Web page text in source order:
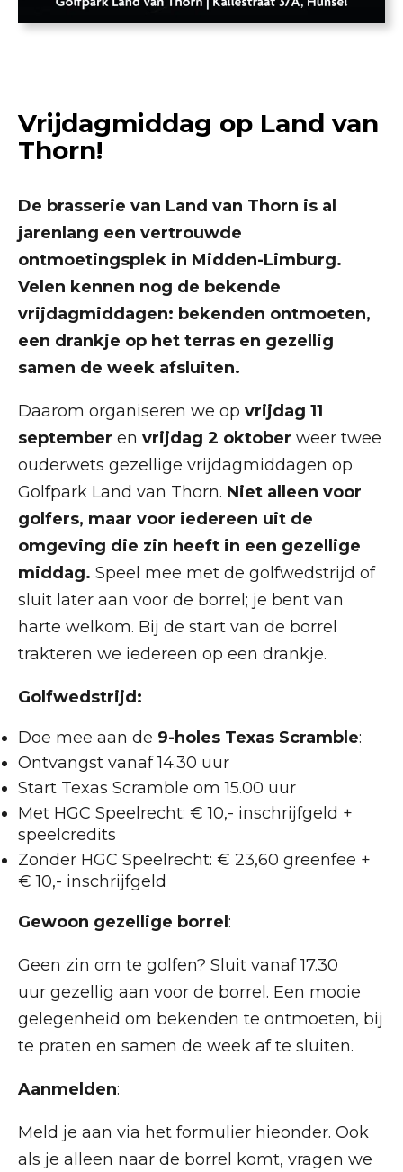
Vrijdagmiddag op Land van
Thorn!
De brasserie van Land van Thorn is al
jarenlang een vertrouwde
ontmoetingsplek in Midden-Limburg.
Velen kennen nog de bekende
vrijdagmiddagen: bekenden ontmoeten,
een drankje op het terras en gezellig
samen de week afsluiten.
Daarom organiseren we op vrijdag 11
september en vrijdag 2 oktober weer twee
ouderwets gezellige vrijdagmiddagen op
Golfpark Land van Thorn. Niet alleen voor
golfers, maar voor iedereen uit de
omgeving die zin heeft in een gezellige
middag. Speel mee met de golfwedstrijd of
sluit later aan voor de borrel; je bent van
harte welkom. Bij de start van de borrel
trakteren we iedereen op een drankje.
Golfwedstrijd:
Doe mee aan de 9-holes Texas Scramble:
Ontvangst vanaf 14.30 uur
Start Texas Scramble om 15.00 uur
Met HGC Speelrecht: € 10,- inschrijfgeld +
speelcredits
Zonder HGC Speelrecht: € 23,60 greenfee +
€ 10,- inschrijfgeld
Gewoon gezellige borrel :
Geen zin om te golfen? Sluit vanaf 17.30
uur gezellig aan voor de borrel. Een mooie
gelegenheid om bekenden te ontmoeten, bij
te praten en samen de week af te sluiten.
Aanmelden:
Meld je aan via het formulier hieonder. Ook
als je alleen naar de borrel komt, vragen we